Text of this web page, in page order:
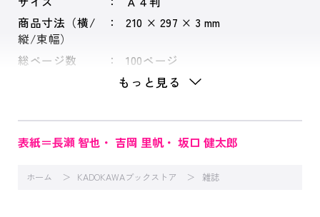
商品寸法（横/
縦/束幅）
210 × 297 × 3 mm
総ページ数 100ページ
もっと見る
表紙＝長瀬 智也・ 吉岡 里帆・ 坂口 健太郎
ホーム KADOKAWAブックストア 雑誌